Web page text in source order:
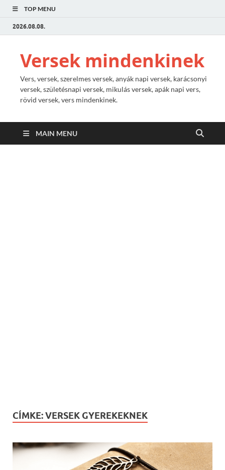
TOP MENU
2026.08.08.
Versek mindenkinek
Vers, versek, szerelmes versek, anyák napi versek, karácsonyi
versek, születésnapi versek, mikulás versek, apák napi vers,
rövid versek, vers mindenkinek.
MAIN MENU
CÍMKE:VERSEK GYEREKEKNEK